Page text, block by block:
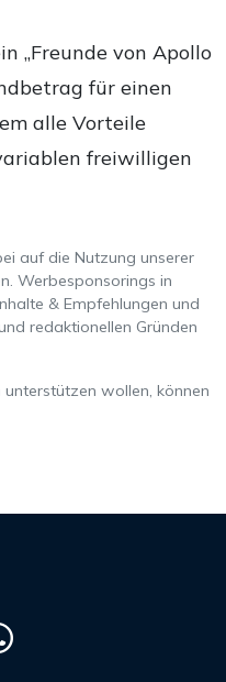
„Freunde von Apollo
für einen
alle Vorteile
freiwilligen
auf die Nutzung unserer
Werbesponsorings in
& Empfehlungen und
redaktionellen Gründen
wollen, können